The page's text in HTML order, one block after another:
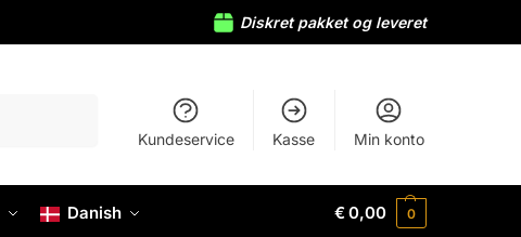
Diskret pakket og leveret
Kundeservice Kasse Min konto
Danish €0,00 0